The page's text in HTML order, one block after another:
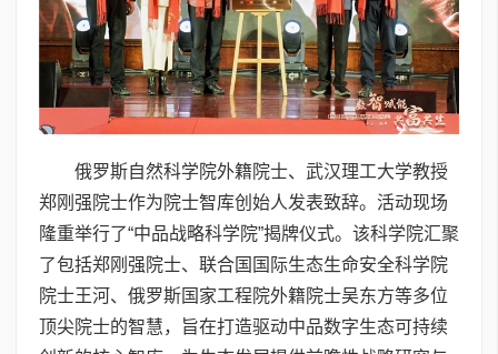
俄罗斯自然科学院外籍院士、武汉理工大学教授
郑刚强院士作为院士智库创始人发表致辞。活动现场
隆重举行了“中品战略科学院”揭牌仪式。该科学院汇聚
了包括郑刚强院士、联合国国际生态生命安全科学院
院士王河、俄罗斯国家工程院外籍院士吴东方等多位
顶尖院士的智慧，旨在打造驱动中品数字生态可持续